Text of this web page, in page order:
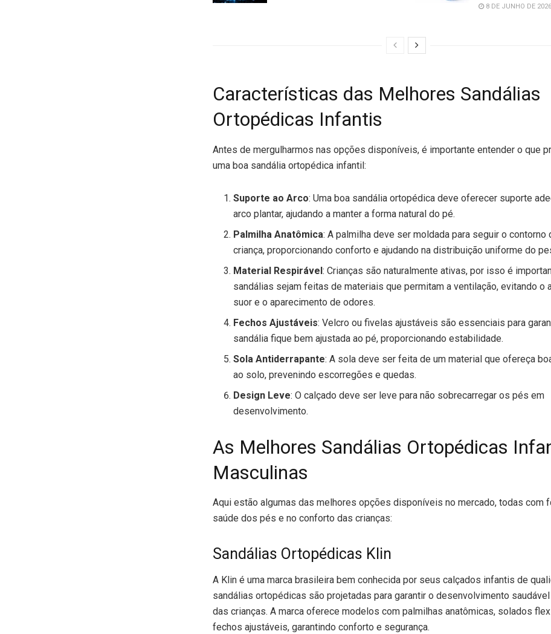
8 DE JUNHO DE 2026
Características das Melhores Sandálias
Ortopédicas Infantis
Antes de mergulharmos nas opções disponíveis, é importante entender o que
uma boa sandália ortopédica infantil:
Suporte ao Arco: Uma boa sandália ortopédica deve oferecer suporte
arco plantar, ajudando a manter a forma natural do pé.
Palmilha Anatômica: A palmilha deve ser moldada para seguir o contorno
criança, proporcionando conforto e ajudando na distribuição uniforme do
Material Respirável: Crianças são naturalmente ativas, por isso é
sandálias sejam feitas de materiais que permitam a ventilação, evitando o
suor e o aparecimento de odores.
Fechos Ajustáveis: Velcro ou fivelas ajustáveis são essenciais para
sandália fique bem ajustada ao pé, proporcionando estabilidade.
Sola Antiderrapante: A sola deve ser feita de um material que ofereça
ao solo, prevenindo escorregões e quedas.
Design Leve: O calçado deve ser leve para não sobrecarregar os pés em
desenvolvimento.
As Melhores Sandálias Ortopédicas
Masculinas
Aqui estão algumas das melhores opções disponíveis no mercado, todas com
saúde dos pés e no conforto das crianças:
Sandálias Ortopédicas Klin
A Klin é uma marca brasileira bem conhecida por seus calçados infantis de
sandálias ortopédicas são projetadas para garantir o desenvolvimento
das crianças. A marca oferece modelos com palmilhas anatômicas, solados
fechos ajustáveis, garantindo conforto e segurança.